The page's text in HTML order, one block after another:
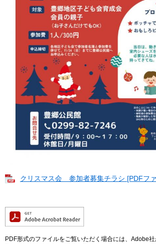
クリスマス会 参加者募集チラシ [PDFフ
PDF形式のファイルをご覧いただく場合には、Adobe